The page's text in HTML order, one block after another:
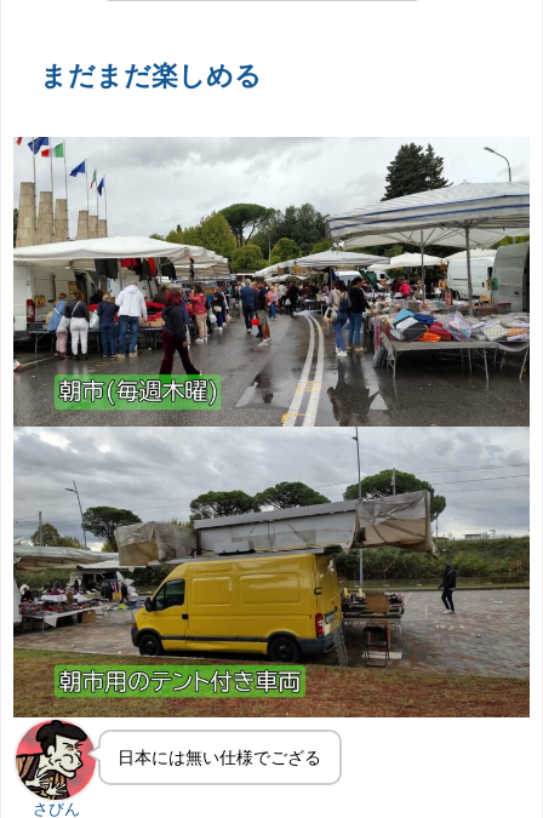
まだまだ楽しめる
さびん
日本には無い仕様でござる